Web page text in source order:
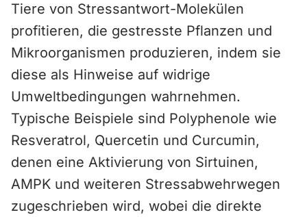
Tiere von Stressantwort-Molekülen
profitieren, die gestresste Pflanzen und
Mikroorganismen produzieren, indem sie
diese als Hinweise auf widrige
Umweltbedingungen wahrnehmen.
Typische Beispiele sind Polyphenole wie
Resveratrol, Quercetin und Curcumin,
denen eine Aktivierung von Sirtuinen,
AMPK und weiteren Stressabwehrwegen
zugeschrieben wird, wobei die direkte